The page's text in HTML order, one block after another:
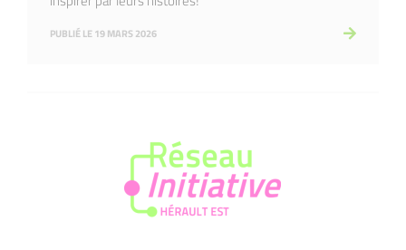
PUBLIÉ LE 19 MARS 2026